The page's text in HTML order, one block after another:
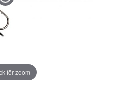
för zoom